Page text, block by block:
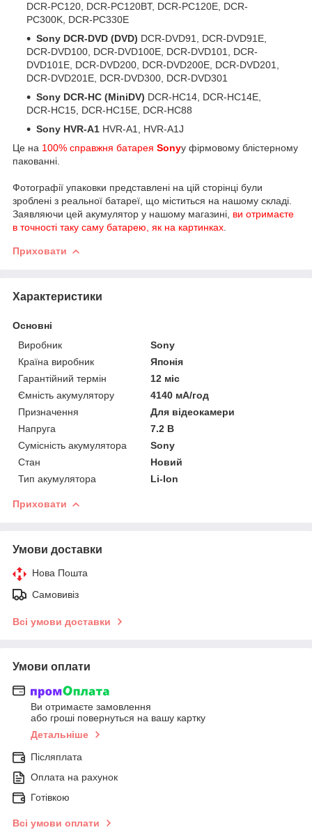
DCR-PC120, DCR-PC120BT, DCR-PC120E, DCR-
PC300K, DCR-PC330E
Sony DCR-DVD (DVD) DCR-DVD91, DCR-DVD91E,
DCR-DVD100, DCR-DVD100E, DCR-DVD101, DCR-
DVD101E, DCR-DVD200, DCR-DVD200E, DCR-DVD201,
DCR-DVD201E, DCR-DVD300, DCR-DVD301
Sony DCR-HC (MiniDV) DCR-HC14, DCR-HC14E,
DCR-HC15, DCR-HC15E, DCR-HC88
Sony HVR-A1 HVR-A1, HVR-A1J
Це на 100% справжня батарея Sonyу фірмовому блістерному
пакованні.
Фотографії упаковки представлені на цій сторінці були
зроблені з реальної батареї, що міститься на нашому складі.
Заявляючи цей акумулятор у нашому магазині, ви отримаєте
в точності таку саму батарею, як на картинках
Приховати
Характеристики
Основні
Виробник
Sony
Країна виробник
Японія
Гарантійний термін
12 міс
Ємність акумулятору
4140 мА/год
Призначення
Для відеокамери
Напруга
7.2 В
Сумісність акумулятора
Sony
Стан
Новий
Тип акумулятора
Li-Ion
Приховати
Умови доставки
Нова Пошта
Самовивіз
Всі умови доставки
Умови оплати
Ви отримаєте замовлення
або гроші повернуться на вашу картку
Детальніше
Післяплата
Оплата на рахунок
Готівкою
Всі умови оплати